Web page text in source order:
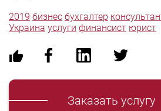
2019 бизнес бухгалтер
Украина услуги финансист юрист
Заказать услугу